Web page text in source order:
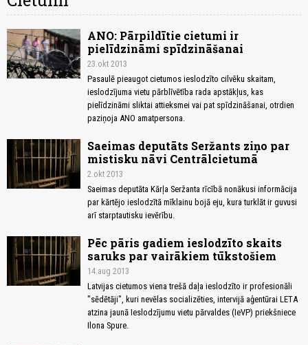
ANO: Pārpildītie cietumi ir
pielīdzināmi spīdzināšanai
23.okt 2013
Pasaulē pieaugot cietumos ieslodzīto cilvēku skaitam,
ieslodzījuma vietu pārblīvētība rada apstākļus, kas
pielīdzināmi sliktai attieksmei vai pat spīdzināšanai, otrdien
paziņoja ANO amatpersona.
Saeimas deputāts Seržants ziņo par
mistisku nāvi Centrālcietumā
2.okt 2013
Saeimas deputāta Kārļa Seržanta rīcībā nonākusi informācija
par kārtējo ieslodzītā mīklainu bojā eju, kura turklāt ir guvusi
arī starptautisku ievērību.
Pēc pāris gadiem ieslodzīto skaits
saruks par vairākiem tūkstošiem
14.aug 2013
Latvijas cietumos viena trešā daļa ieslodzīto ir profesionāli
"sēdētāji", kuri nevēlas socializēties, intervijā aģentūrai LETA
atzina jaunā Ieslodzījumu vietu pārvaldes (IeVP) priekšniece
Ilona Spure.